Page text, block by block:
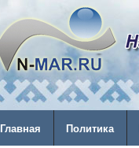
Главная Политика